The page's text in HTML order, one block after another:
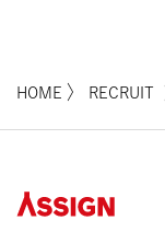
HOME 〉 RECRUIT